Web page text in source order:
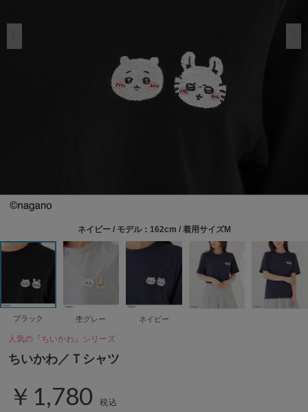
ネイビー / モデル：162cm / 着用サイズM
ブラック 杢グレー ネイビー
人気の『ちいかわ』シリーズ
ちいかわ／Ｔシャツ
￥1,780 税込